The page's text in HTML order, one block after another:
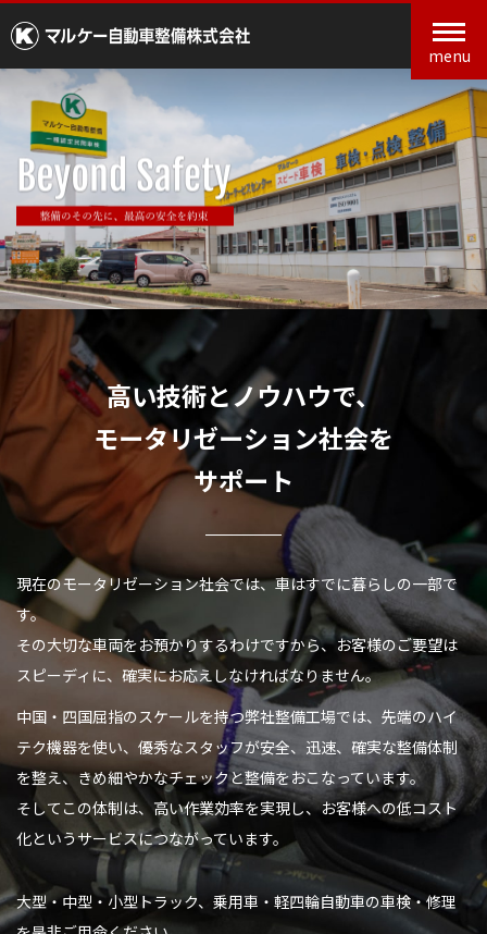
menu
高い技術とノウハウで、
モータリゼーション社会を
サポート
現在のモータリゼーション社会では、車はすでに暮らしの一部で
す。
その大切な車両をお預かりするわけですから、お客様のご要望は
スピーディに、確実にお応えしなければなりません。
中国・四国屈指のスケールを持つ弊社整備工場では、 先端のハイ
テク機器を使い、優秀なスタッフが安全、迅速、確実な整備体制
を整え、きめ細やかなチェックと整備をおこなっています。
そしてこの体制は、高い作業効率を実現し、お客様への低コスト
化というサービスにつながっています。
大型・中型・小型トラック、乗用車・軽四輪自動車の車検・修理